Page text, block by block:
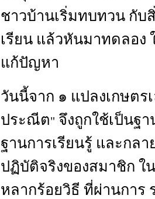
ชาวบ้านเริ่มทบทวน กับ
เรียน แล้วหันมาทดลอง
แก้ปัญหา
วันนี้จาก ๑ แปลงเกษตร
ประณีต" จึงถูกใช้เป็นฐ
ฐานการเรียนรู้ และกล
ปฏิบัติจริงของสมาชิก ใ
หลากร้อยวิธี ที่ผ่านการ